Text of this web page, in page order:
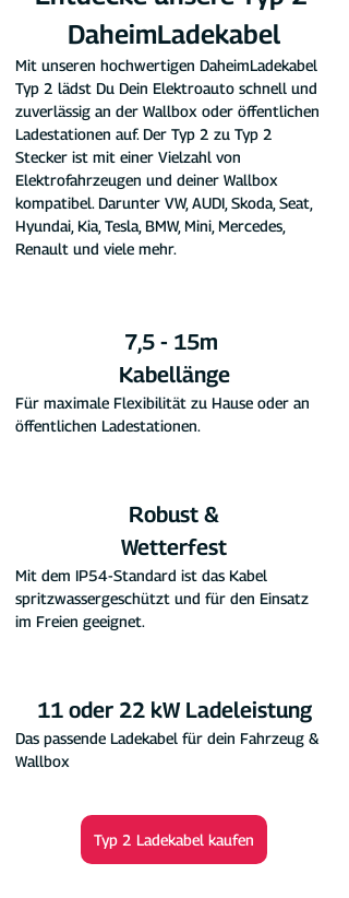
DaheimLadekabel
Mit unseren hochwertigen DaheimLadekabel
Typ 2 lädst Du Dein Elektroauto schnell und
zuverlässig an der Wallbox oder öffentlichen
Ladestationen auf. Der Typ 2 zu Typ 2
Stecker ist mit einer Vielzahl von
Elektrofahrzeugen und deiner Wallbox
kompatibel. Darunter VW, AUDI, Skoda, Seat,
Hyundai, Kia, Tesla, BMW, Mini, Mercedes,
Renault und viele mehr.
7,5 - 15m
Kabellänge
Für maximale Flexibilität zu Hause oder an
öffentlichen Ladestationen.
Robust &
Wetterfest
Mit dem IP54-Standard ist das Kabel
spritzwassergeschützt und für den Einsatz
im Freien geeignet.
11 oder 22 kW Ladeleistung
Das passende Ladekabel für dein Fahrzeug &
Wallbox
Typ 2 Ladekabel kaufen